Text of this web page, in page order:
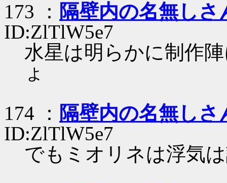
173 ： 隔壁内の名無しさ
ID:ZlTlW5e7
水星は明らかに制作
ょ
174 ： 隔壁内の名無しさ
ID:ZlTlW5e7
でもミオリネは浮気